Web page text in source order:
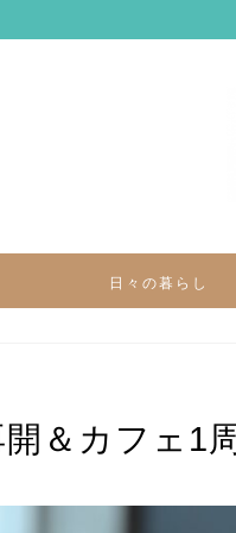
日々の暮らし
開＆カフェ1